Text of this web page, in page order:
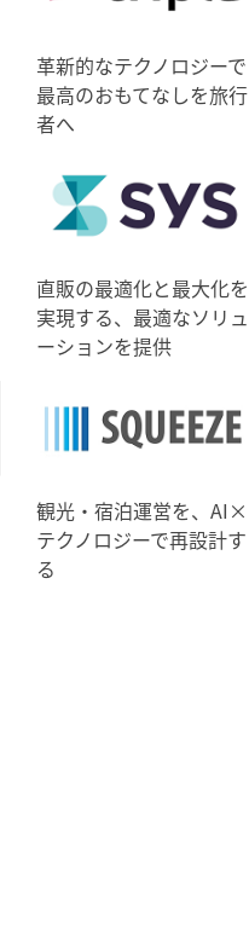
革新的なテクノロジーで
最高のおもてなしを旅行
者へ
直販の最適化と最大化を
実現する、最適なソリュ
ーションを提供
観光・宿泊運営を、AI×
テクノロジーで再設計す
る